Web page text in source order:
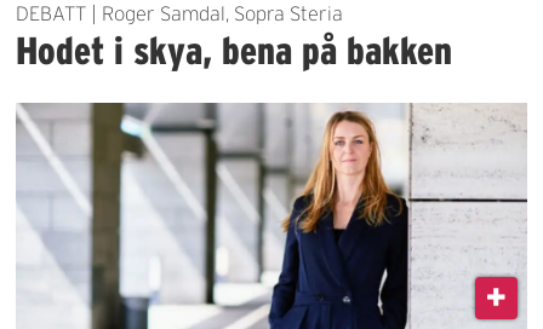
DEBATT | Roger Samdal, Sopra Steria
Hodet i skya, bena på bakken